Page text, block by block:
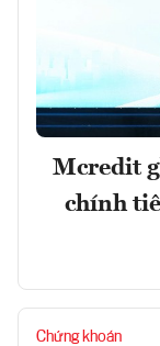
Mcredit
chính
Chứng khoán